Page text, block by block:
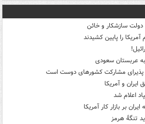
سازشکار و خائن
را پایین کشیدند
عربستان سعودی
پذیرای مشارکت کشورهای دوست است
ایران و آمریکا
اعلام شد
بر بازار کار آمریکا
تنگۀ هرمز